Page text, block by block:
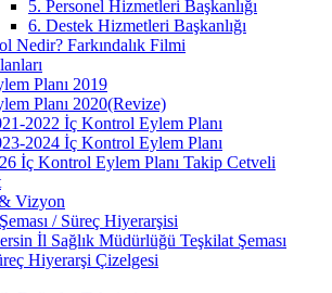
5. Personel Hizmetleri Başkanlığı
6. Destek Hizmetleri Başkanlığı
Nedir? Farkındalık Filmi
Planı 2019
Planı 2020(Revize)
2022 İç Kontrol Eylem Planı
2024 İç Kontrol Eylem Planı
İç Kontrol Eylem Planı Takip Cetveli
Vizyon
/ Süreç Hiyerarşisi
İl Sağlık Müdürlüğü Teşkilat Şeması
Hiyerarşi Çizelgesi